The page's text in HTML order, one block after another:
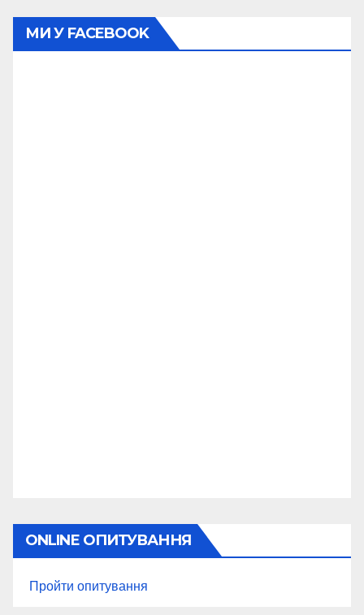
МИ У FACEBOOK
ONLINE ОПИТУВАННЯ
Пройти опитування